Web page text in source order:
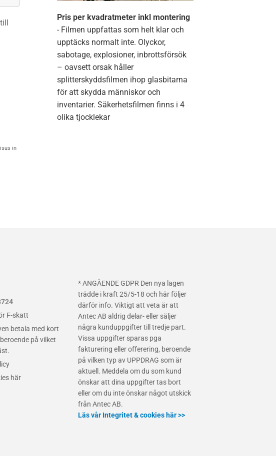
in
Pris per kvadratmeter inkl montering
- Filmen uppfattas som helt klar och
upptäcks normalt inte. Olyckor,
sabotage, explosioner, inbrottsförsök
– oavsett orsak håller
splitterskyddsfilmen ihop glasbitarna
för att skydda människor och
inventarier. Säkerhetsfilmen finns i 4
olika tjocklekar
F-skatt
betala med kort
på vilket
här
* ANGÅENDE GDPR Den nya lagen
trädde i kraft 25/5-18 och här följer
därför info. Viktigt att veta är att
Antec AB aldrig delar- eller säljer
några kunduppgifter till tredje part.
Vissa uppgifter sparas pga
fakturering eller offerering, beroende
på vilken typ av UPPDRAG som är
aktuell. Meddela om du som kund
önskar att dina uppgifter tas bort
eller om du inte önskar något utskick
från Antec AB.
Läs vår Integritet & cookies här >>